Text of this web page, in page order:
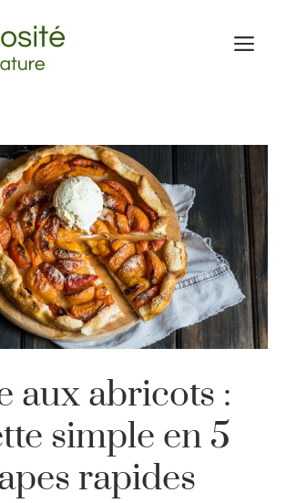
aux abricots :
simple en 5
rapides